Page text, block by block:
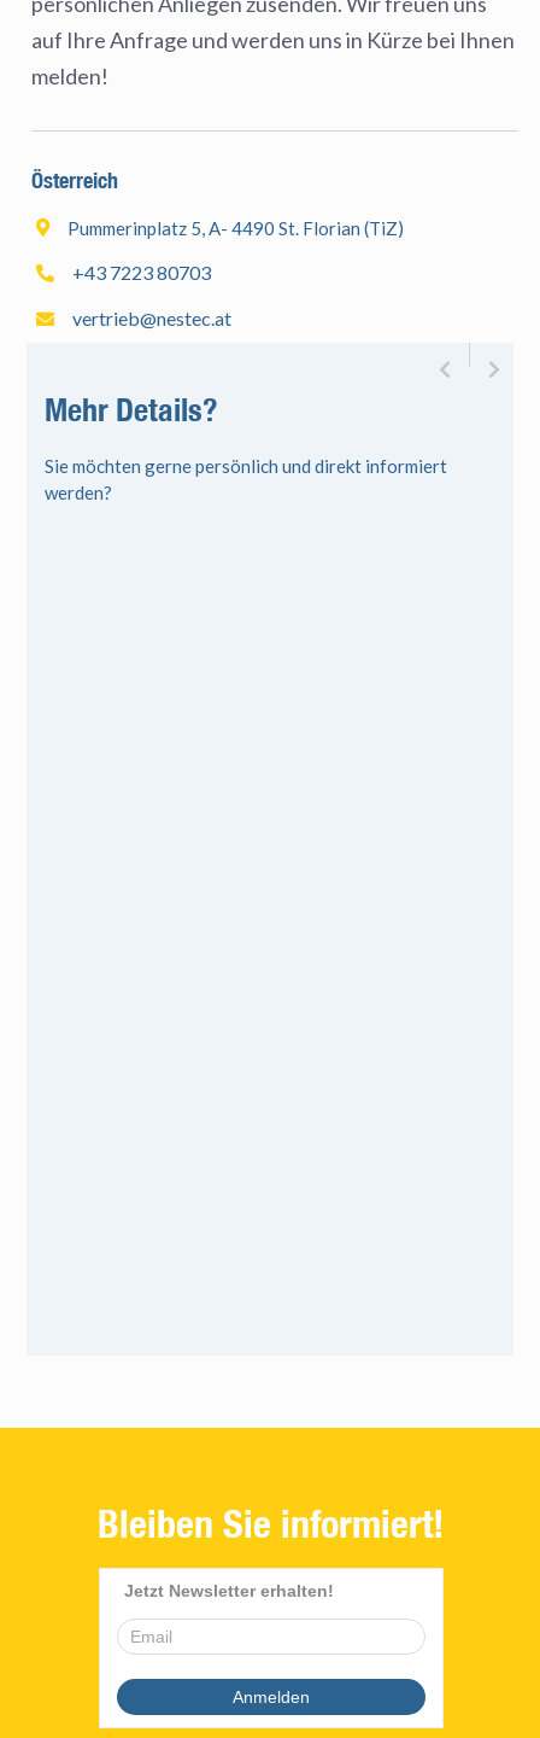
auf Ihre Anfrage und werden uns in Kürze bei Ihnen
melden!
Österreich
 Pummerinplatz 5, A- 4490 St. Florian (TiZ)
 +43 7223 80703
 vertrieb@nestec.at
 
Mehr Details?
Sie möchten gerne persönlich und direkt informiert
werden?
Bleiben Sie informiert!